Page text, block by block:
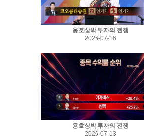
용호상박 투자의 전쟁
2026-07-16
용호상박 투자의 전쟁
2026-07-13